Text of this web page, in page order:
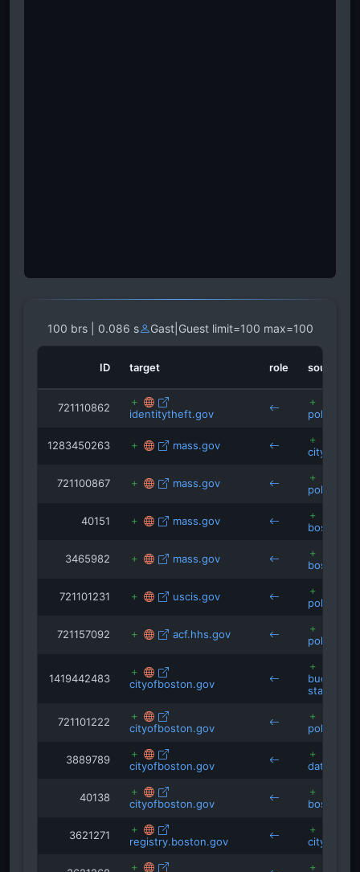
100 brs | 0.086 s Gast|Guest limit=100 max=100
ID target role source
721110862 identitytheft.gov
1283450263 mass.gov
721100867 mass.gov
40151 mass.gov
3465982 mass.gov
721101231 uscis.gov
721157092 acf.hhs.gov
1419442483 cityofboston.gov
721101222 cityofboston.gov
3889789 cityofboston.gov
40138 cityofboston.gov
3621271 registry.boston.gov